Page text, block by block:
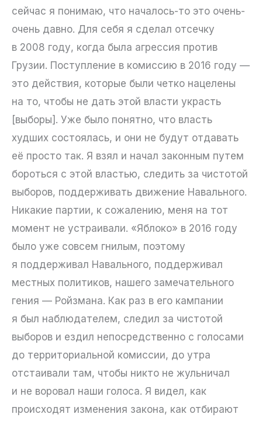
сейчас я понимаю, что началось-то это очень-
очень давно. Для себя я сделал отсечку
в 2008 году, когда была агрессия против
Грузии. Поступление в комиссию в 2016 году —
это действия, которые были четко нацелены
на то, чтобы не дать этой власти украсть
[выборы]. Уже было понятно, что власть
худших состоялась, и они не будут отдавать
её просто так. Я взял и начал законным путем
бороться с этой властью, следить за чистотой
выборов, поддерживать движение Навального.
Никакие партии, к сожалению, меня на тот
момент не устраивали. «Яблоко» в 2016 году
было уже совсем гнилым, поэтому
я поддерживал Навального, поддерживал
местных политиков, нашего замечательного
гения — Ройзмана. Как раз в его кампании
я был наблюдателем, следил за чистотой
выборов и ездил непосредственно с голосами
до территориальной комиссии, до утра
отстаивали там, чтобы никто не жульничал
и не воровал наши голоса. Я видел, как
происходят изменения закона, как отбирают